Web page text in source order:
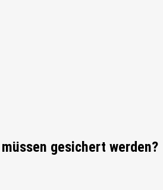
gesichert werden?